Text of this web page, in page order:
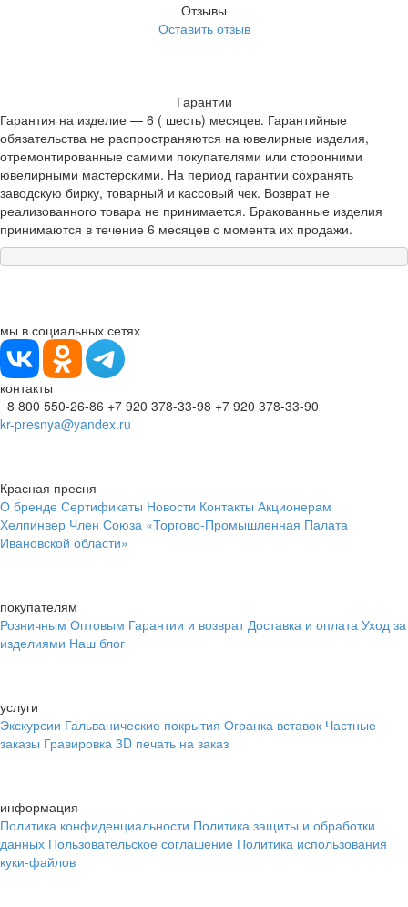
Отзывы
Оставить отзыв
Гарантии
Гарантия на изделие — 6 ( шесть) месяцев. Гарантийные
обязательства не распространяются на ювелирные изделия,
отремонтированные самими покупателями или сторонними
ювелирными мастерскими. На период гарантии сохранять
заводскую бирку, товарный и кассовый чек. Возврат не
реализованного товара не принимается. Бракованные изделия
принимаются в течение 6 месяцев с момента их продажи.
мы в социальных сетях
контакты
8 800 550-26-86 +7 920 378-33-98 +7 920 378-33-90
kr-presnya@yandex.ru
Красная пресня
О бренде Сертификаты Новости Контакты Акционерам
Хелпинвер Член Союза «Торгово-Промышленная Палата
Ивановской области»
покупателям
Розничным Оптовым Гарантии и возврат Доставка и оплата Уход за
изделиями Наш блог
услуги
Экскурсии Гальванические покрытия Огранка вставок Частные
заказы Гравировка 3D печать на заказ
информация
Политика конфиденциальности Политика защиты и обработки
данных Пользовательское соглашение Политика использования
куки-файлов